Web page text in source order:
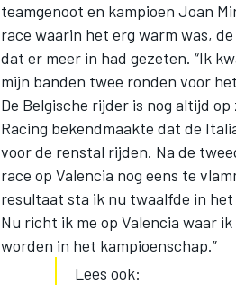
teamgenoot en kampioen Joan
race waarin het erg warm was,
dat er meer in had gezeten. “Ik
mijn banden twee ronden voor
De Belgische rijder is nog altijd
Racing bekendmaakte dat de
voor de renstal rijden. Na de
race op Valencia nog eens te
resultaat sta ik nu twaalfde in
Nu richt ik me op Valencia waar
worden in het kampioenschap.”
Lees ook: